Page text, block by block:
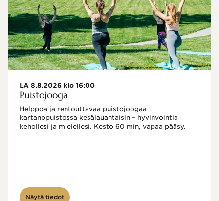
LA 8.8.2026 klo 16:00
Puistojooga
Helppoa ja rentouttavaa puistojoogaa
kartanopuistossa kesälauantaisin – hyvinvointia
kehollesi ja mielellesi. Kesto 60 min, vapaa pääsy.
Näytä tiedot